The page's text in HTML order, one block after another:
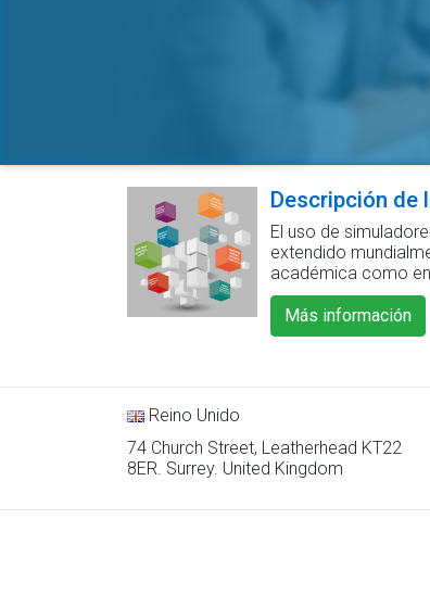
Descripción de
El uso de
extendido
académica como
Más información
Reino Unido
74 Church Street, Leatherhead KT22
8ER. Surrey. United Kingdom